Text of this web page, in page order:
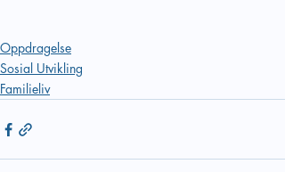
Oppdragelse
Sosial Utvikling
Familieliv